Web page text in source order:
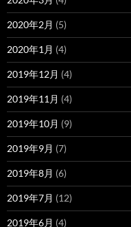
2020年2月 (5)
2020年1月 (4)
2019年12月 (4)
2019年11月 (4)
2019年10月 (9)
2019年9月 (7)
2019年8月 (6)
2019年7月 (12)
2019年6月 (4)